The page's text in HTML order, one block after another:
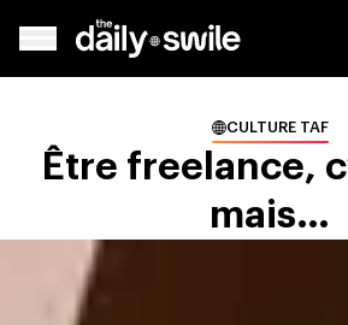
CULTURE TAF
Être freelance,
mais…